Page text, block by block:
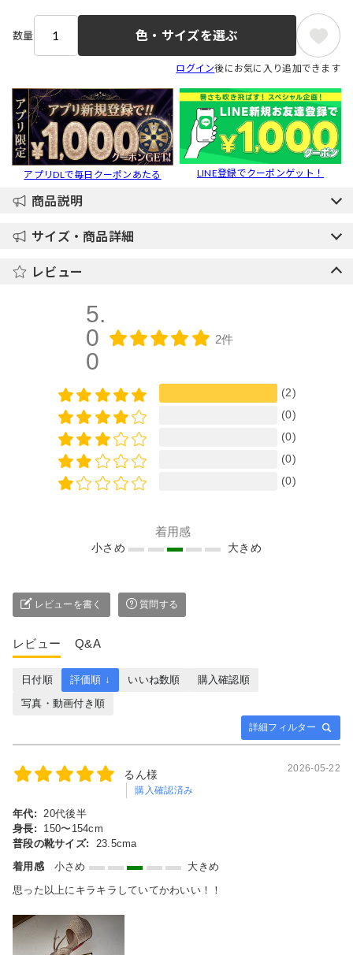
数量 色・サイズを選ぶ
ログイン後にお気に入り追加できます
アプリDLで毎日クーポンあたる LINE登録でクーポンゲット！
商品説明
サイズ・商品詳細
レビュー
5.
0
0
2件
(2)
(0)
(0)
(0)
(0)
着用感
小さめ 大きめ
レビューを書く 質問する
レビュー Q&A
詳細フィルター
日付順 評価順 ↓ いいね数順
購入確認順
写真・動画付き順
るん様
購入確認済み
2026-05-22
年代:
20代後半
身長:
150〜154cm
普段の靴サイズ:
23.5cma
着用感
小さめ
大きめ
思った以上にキラキラしていてかわいい！！